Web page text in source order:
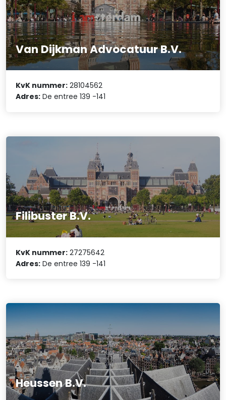
Van Dijkman Advocatuur B.V.
KvK nummer: 28104562
Adres: De entree 139 -141
Filibuster B.V.
KvK nummer: 27275642
Adres: De entree 139 -141
Heussen B.V.